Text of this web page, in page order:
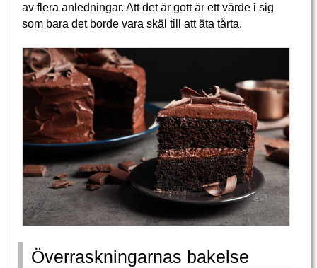
av flera anledningar. Att det är gott är ett värde i sig
som bara det borde vara skäl till att äta tårta.
Överraskningarnas bakelse